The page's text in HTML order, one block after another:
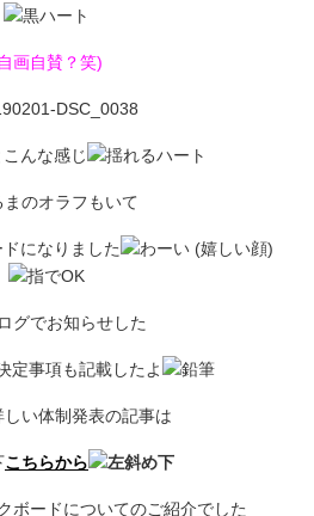
画自賛？笑)
んな感じ
まのオラフもいて
になりました
グでお知らせした
定事項も記載したよ
しい体制発表の記事は
こちらから
ボードについてのご紹介でした